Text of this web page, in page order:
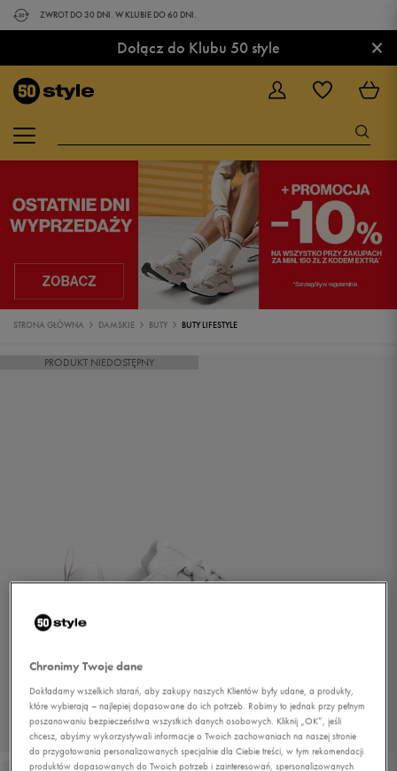
ZWROT DO 30 DNI. W KLUBIE DO 60 DNI.
Dołącz do Klubu 50 style ×
STRONA GŁÓWNA DAMSKIE BUTY BUTY LIFESTYLE
PRODUKT NIEDOSTĘPNY
Chronimy Twoje dane
Dokładamy wszelkich starań, aby zakupy naszych Klientów były udane, a produkty,
które wybierają – najlepiej dopasowane do ich potrzeb. Robimy to jednak przy pełnym
poszanowaniu bezpieczeństwa wszystkich danych osobowych. Kliknij „OK”, jeśli
chcesz, abyśmy wykorzystywali informacje o Twoich zachowaniach na naszej stronie
do przygotowania personalizowanych specjalnie dla Ciebie treści, w tym rekomendacji
produktów dopasowanych do Twoich potrzeb i zainteresowań, spersonalizowanych